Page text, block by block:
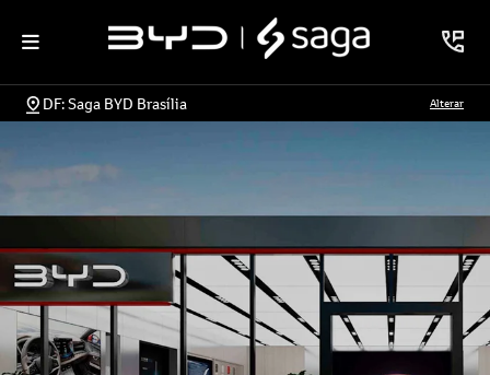
DF: Saga BYD Brasília Alterar